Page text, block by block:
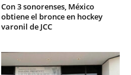
Con 3 sonorenses, México
obtiene el bronce en hockey
varonil de JCC